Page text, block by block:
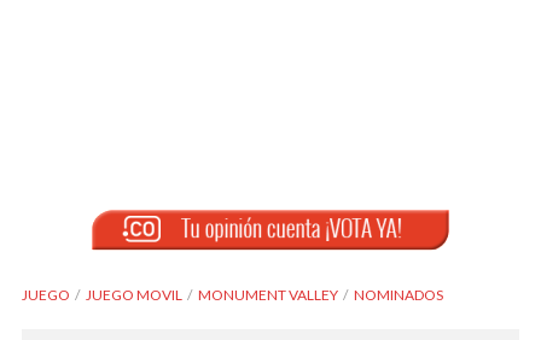
JUEGO JUEGO MOVIL MONUMENT VALLEY NOMINADOS